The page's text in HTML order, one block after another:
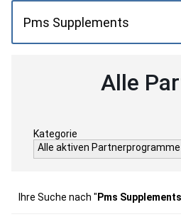
Alle
Kategorie
Alle aktiven Partnerprogramme
Ihre Suche nach " Pms Supplements